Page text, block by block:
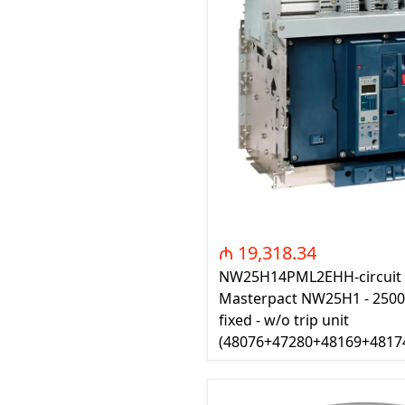
breackers)
TSCM -
Mühafizə
Leakage
devices)
AGM -
mühafizə
NIM -
Mühərrik
Mühafizə
starters
PWCTR -
₼ 19,318.34
NW25H14PML2EHH-
Masterpact NW25H1 -
fixed - w/o trip unit